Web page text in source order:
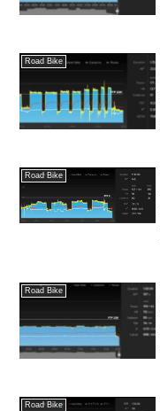
Road Bike
Road Bike
Road Bike
Road Bike